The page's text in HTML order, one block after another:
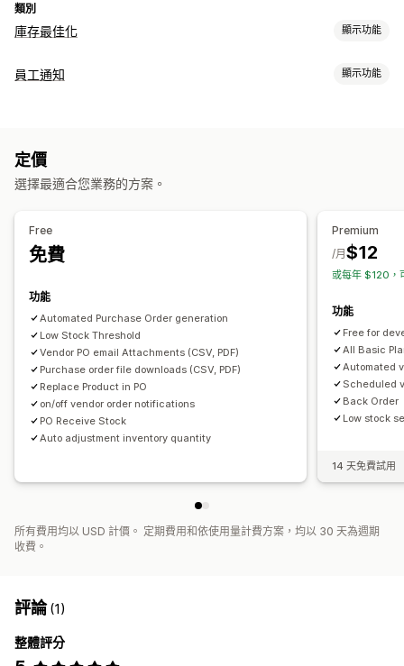
類別
庫存最佳化 顯示功能
庫存管理
自動處理
通知和分析
員工通知 顯示功能
自訂
定價
選擇最適合您業務的方案。
Free
免費
功能
Automated Purchase Order generation
Low Stock Threshold
Vendor PO email Attachments (CSV, PDF)
Purchase order file downloads (CSV, PDF)
Replace Product in PO
on/off vendor order notifications
PO Receive Stock
Auto adjustment inventory quantity
Premium
$12
/月
或每年 $120，
功能
Free for
All Basic
Automated
Scheduled
Back Order
Low stock
14 天免費試用
所有費用均以 USD 計價。 定期費用和依使用量計費方案，均以 30 天為週期
收費。
評論(1)
整體評分